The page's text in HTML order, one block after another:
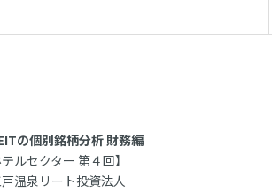
の個別銘柄分析 財務編
テルセクター 第４回】
温泉リート投資法人